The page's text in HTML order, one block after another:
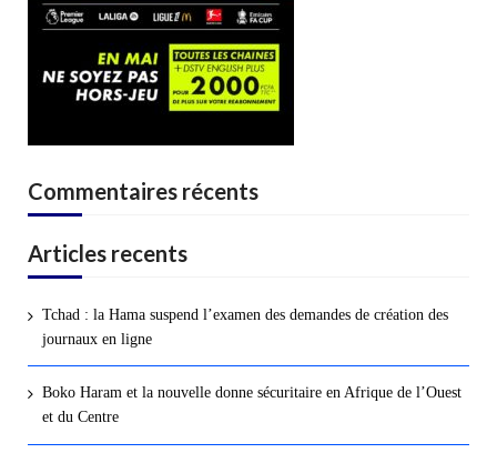
Commentaires récents
Articles recents
Tchad : la Hama suspend l’examen des demandes de création des
journaux en ligne
Boko Haram et la nouvelle donne sécuritaire en Afrique de l’Ouest
et du Centre